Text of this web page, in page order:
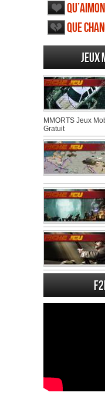
Online
Que
Online
Jeux
MMORTS Jeux
Gratuit